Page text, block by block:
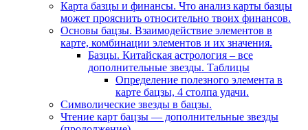
Карта базцы и финансы. Что анализ карты базцы
может прояснить относительно твоих финансов.
Основы бацзы. Взаимодействие элементов в
карте, комбинации элементов и их значения.
Базцы. Китайская астрология – все
дополнительные звезды. Таблицы
Определение полезного элемента в
карте бацзы, 4 столпа удачи.
Символические звезды в бацзы.
Чтение карт бацзы — дополнительные звезды